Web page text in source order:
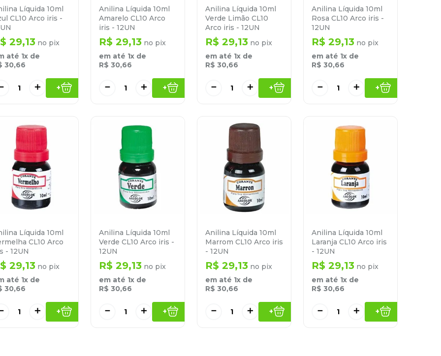
Líquida 10ml
CL10 Arco iris -
29,13 no pix
até 1x de
30,66
＋ +
Anilina Líquida 10ml
Amarelo CL10 Arco
iris - 12UN
R$ 29,13 no pix
em até 1x de
R$ 30,66
＋
－ +
Anilina Líquida 10ml
Verde Limão CL10
Arco iris - 12UN
R$ 29,13 no pix
em até 1x de
R$ 30,66
＋
－ +
Anilina Líquida 10ml
Rosa CL10 Arco iris -
12UN
R$ 29,13 no pix
em até 1x de
R$ 30,66
＋
－ +
Líquida 10ml
CL10 Arco
- 12UN
29,13 no pix
até 1x de
30,66
＋ +
Anilina Líquida 10ml
Verde CL10 Arco iris -
12UN
R$ 29,13 no pix
em até 1x de
R$ 30,66
＋
－ +
Anilina Líquida 10ml
Marrom CL10 Arco iris
- 12UN
R$ 29,13 no pix
em até 1x de
R$ 30,66
＋
－ +
Anilina Líquida 10ml
Laranja CL10 Arco iris
- 12UN
R$ 29,13 no pix
em até 1x de
R$ 30,66
＋
－ +